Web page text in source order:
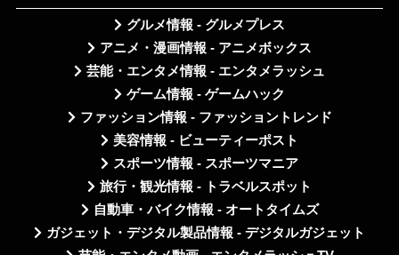
グルメ情報 - グルメプレス
アニメ・漫画情報 - アニメボックス
芸能・エンタメ情報 - エンタメラッシュ
ゲーム情報 - ゲームハック
ファッション情報 - ファッショントレンド
美容情報 - ビューティーポスト
スポーツ情報 - スポーツマニア
旅行・観光情報 - トラベルスポット
自動車・バイク情報 - オートタイムズ
ガジェット・デジタル製品情報 - デジタルガジェット